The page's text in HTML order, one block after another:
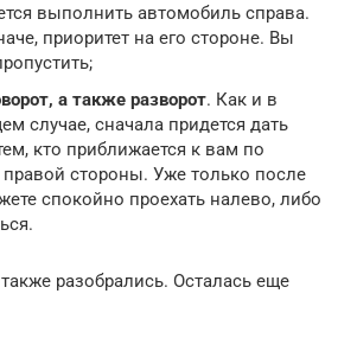
выполнить автомобиль справа.
приоритет на его стороне. Вы
а также разворот. Как и в
случае, сначала придется дать
кто приближается к вам по
правой стороны. Уже только после
спокойно проехать налево, либо
разобрались. Осталась еще